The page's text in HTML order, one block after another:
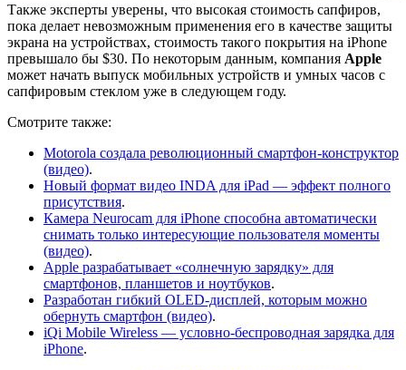
Также эксперты уверены, что высокая стоимость сапфиров,
пока делает невозможным применения его в качестве защиты
экрана на устройствах, стоимость такого покрытия на iPhone
превышало бы $30. По некоторым данным, компания Apple
может начать выпуск мобильных устройств и умных часов с
сапфировым стеклом уже в следующем году.
Смотрите также:
Motorola создала революционный смартфон-конструктор
(видео).
Новый формат видео INDA для iPad — эффект полного
присутствия.
Камера Neurocam для iPhone способна автоматически
снимать только интересующие пользователя моменты
(видео).
Apple разрабатывает «солнечную зарядку» для
смартфонов, планшетов и ноутбуков.
Разработан гибкий OLED-дисплей, которым можно
обернуть смартфон (видео).
iQi Mobile Wireless — условно-беспроводная зарядка для
iPhone.